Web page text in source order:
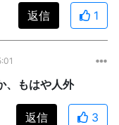
返信
1
、もはや人外
返信 3